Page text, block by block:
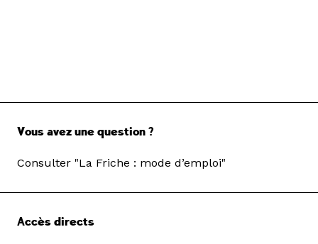
Vous avez une question ?
Consulter "La Friche : mode d’emploi"
Accès directs